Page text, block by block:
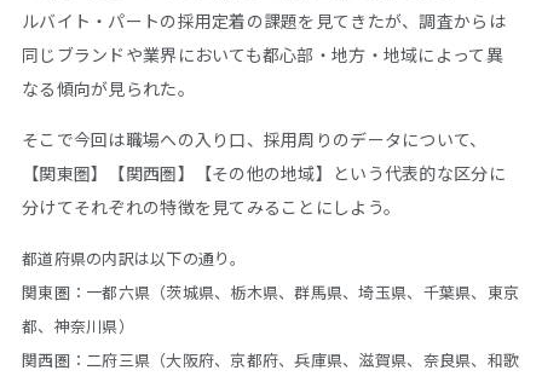
ルバイト・パートの採用定着の課題を見てきたが、調査からは
同じブランドや業界においても都心部・地方・地域によって異
なる傾向が見られた。
そこで今回は職場への入り口、採用周りのデータについて、
【関東圏】【関西圏】【その他の地域】という代表的な区分に
分けてそれぞれの特徴を見てみることにしよう。
都道府県の内訳は以下の通り。
関東圏：一都六県（茨城県、栃木県、群馬県、埼玉県、千葉県、東京
都、神奈川県）
関西圏：二府三県（大阪府、京都府、兵庫県、滋賀県、奈良県、和歌